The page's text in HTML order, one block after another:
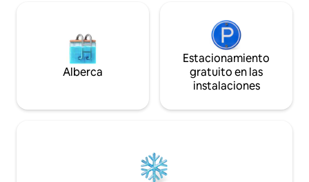
Alberca
Estacionamiento
gratuito en las
instalaciones